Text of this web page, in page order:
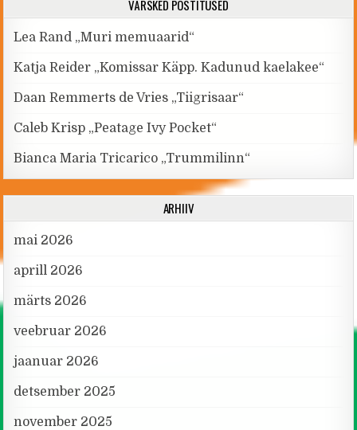
VÄRSKED POSTITUSED
Lea Rand „Muri memuaarid“
Katja Reider „Komissar Käpp. Kadunud kaelakee“
Daan Remmerts de Vries „Tiigrisaar“
Caleb Krisp „Peatage Ivy Pocket“
Bianca Maria Tricarico „Trummilinn“
ARHIIV
mai 2026
aprill 2026
märts 2026
veebruar 2026
jaanuar 2026
detsember 2025
november 2025